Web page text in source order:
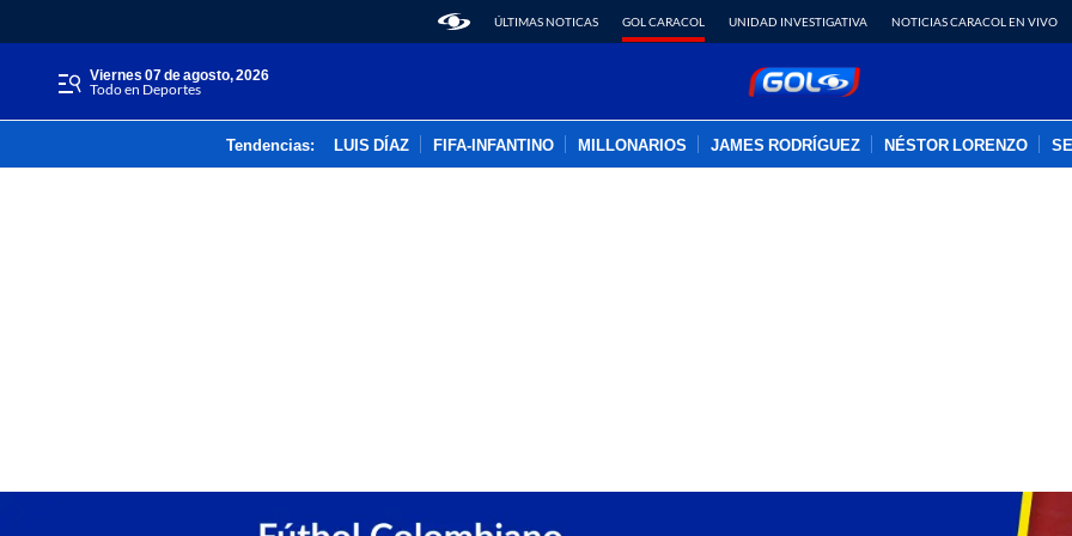
ÚLTIMAS NOTICAS GOL CARACOL UNIDAD INVESTIGATIVA NOTICIAS CARACOL EN VIVO
viernes 07 de agosto, 2026
Todo en Deportes
Tendencias: LUIS DÍAZ FIFA-INFANTINO MILLONARIOS JAMES RODRÍGUEZ NÉSTOR LORENZO